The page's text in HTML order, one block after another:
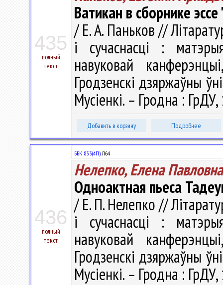
435
полный
текст
Ватикан в сборнике
/ Е. А. Паньков //
і сучаснасці :
навуковай
Гродзенскi дзяржаўны
Мусіенкі. – Гродна :
Добавить в корзину Подробнее
436
полный
текст
ББК 83.3(4П)Л64
Нелепко, Елена Павловна
Одноактная пьеса
/ Е. П. Нелепко //
і сучаснасці :
навуковай
Гродзенскi дзяржаўны
Мусіенкі. – Гродна :